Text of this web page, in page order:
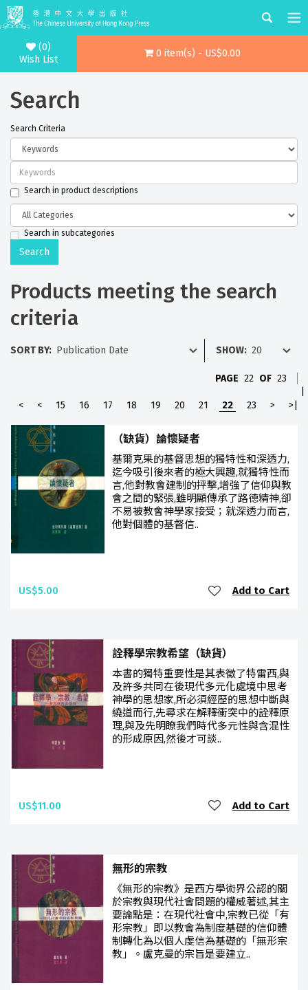
(0)
Wish List
0 item(s) - US$0.00
Search
Search Criteria
Search in product descriptions
Search in subcategories
Products meeting the search
criteria
SORT BY: SHOW:
PAGE 22 OF 23
<
< 15 16 17 18 19 20 21 22 23 > >|
（缺貨）論懷疑者
基爾克果的基督思想的獨特性和深透力,
迄今吸引後來者的極大興趣,就獨特性而
言,他對教會建制的抨擊,增強了信仰與教
會之間的緊張,雖明顯傳承了路德精神,卻
不易被教會神學家接受；就深透力而言,
他對個體的基督信..
US$5.00 Add to Cart
詮釋學宗教希望（缺貨）
本書的獨特重要性是其表徵了特雷西,與
及許多共同在後現代多元化處境中思考
神學的思想家,所必須經歷的思想中斷與
繞道而行,先尋求在解釋衝突中的詮釋原
理,與及先明瞭我們時代多元性與含混性
的形成原因,然後才可談..
US$11.00 Add to Cart
無形的宗教
《無形的宗教》是西方學術界公認的關
於宗教與現代社會問題的權威著述,其主
要論點是：在現代社會中,宗教已從「有
形宗教」即以教會為制度基礎的信仰體
制轉化為以個人虔信為基礎的「無形宗
教」。盧克曼的宗旨是要建立..